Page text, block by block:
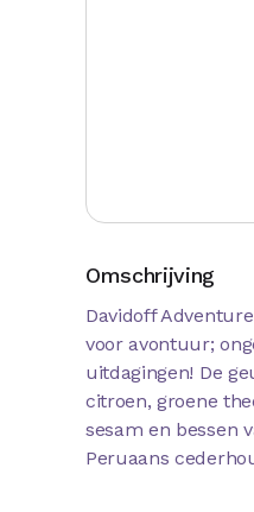
Omschrijving
Davidoff
voor avontuur;
uitdagingen! De
citroen, groene
sesam en bessen
Peruaans